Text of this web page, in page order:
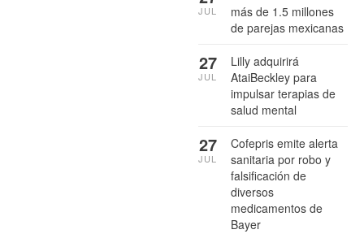
más de 1.5 millones
de parejas mexicanas
JUL
Lilly adquirirá
AtaiBeckley para
impulsar terapias de
salud mental
27
JUL
Cofepris emite alerta
sanitaria por robo y
falsificación de
diversos
medicamentos de
Bayer
27
JUL